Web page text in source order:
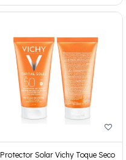
Protector Solar Vichy Toque Seco